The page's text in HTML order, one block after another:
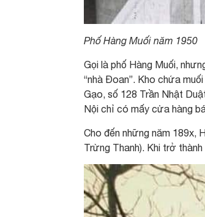
Phố Hàng Muối năm 1950
Gọi là phố Hàng Muối,
“nhà Đoan”. Kho chứa
Gạo, số 128 Trần Nhật
Nội chỉ có mấy cửa hàng
Cho đến những năm 189x,
Trừng Thanh). Khi trở